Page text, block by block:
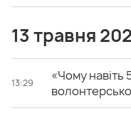
13 травня
13:29
«Чому навіть